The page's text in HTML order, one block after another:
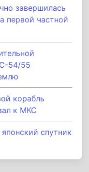
завершилась
первой частной
54/55
корабль
к МКС
спутник